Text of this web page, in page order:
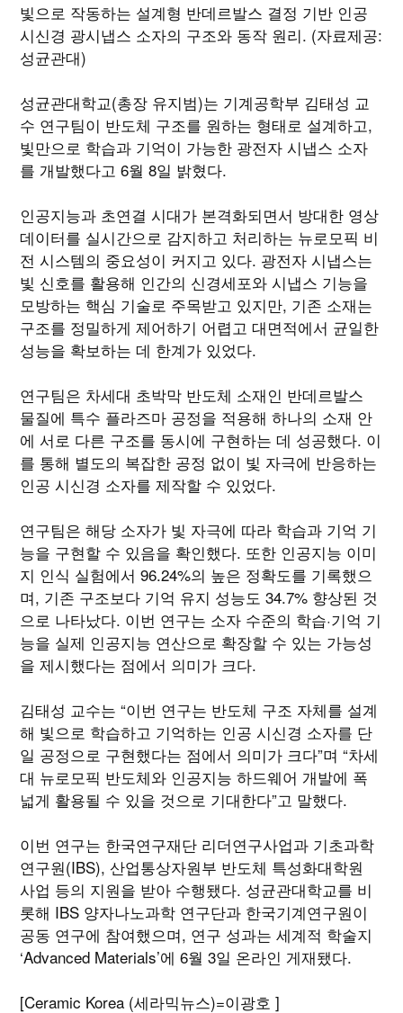
빛으로 작동하는 설계형 반데르발스 결정 기반 인공
시신경 광시냅스 소자의 구조와 동작 원리. (자료제공:
성균관대)
성균관대학교(총장 유지범)는 기계공학부 김태성 교
수 연구팀이 반도체 구조를 원하는 형태로 설계하고,
빛만으로 학습과 기억이 가능한 광전자 시냅스 소자
를 개발했다고 6월 8일 밝혔다.
인공지능과 초연결 시대가 본격화되면서 방대한 영상
데이터를 실시간으로 감지하고 처리하는 뉴로모픽 비
전 시스템의 중요성이 커지고 있다. 광전자 시냅스는
빛 신호를 활용해 인간의 신경세포와 시냅스 기능을
모방하는 핵심 기술로 주목받고 있지만, 기존 소재는
구조를 정밀하게 제어하기 어렵고 대면적에서 균일한
성능을 확보하는 데 한계가 있었다.
연구팀은 차세대 초박막 반도체 소재인 반데르발스
물질에 특수 플라즈마 공정을 적용해 하나의 소재 안
에 서로 다른 구조를 동시에 구현하는 데 성공했다. 이
를 통해 별도의 복잡한 공정 없이 빛 자극에 반응하는
인공 시신경 소자를 제작할 수 있었다.
연구팀은 해당 소자가 빛 자극에 따라 학습과 기억 기
능을 구현할 수 있음을 확인했다. 또한 인공지능 이미
지 인식 실험에서 96.24%의 높은 정확도를 기록했으
며, 기존 구조보다 기억 유지 성능도 34.7% 향상된 것
으로 나타났다. 이번 연구는 소자 수준의 학습·기억 기
능을 실제 인공지능 연산으로 확장할 수 있는 가능성
을 제시했다는 점에서 의미가 크다.
김태성 교수는 “이번 연구는 반도체 구조 자체를 설계
해 빛으로 학습하고 기억하는 인공 시신경 소자를 단
일 공정으로 구현했다는 점에서 의미가 크다”며 “차세
대 뉴로모픽 반도체와 인공지능 하드웨어 개발에 폭
넓게 활용될 수 있을 것으로 기대한다”고 말했다.
이번 연구는 한국연구재단 리더연구사업과 기초과학
연구원(IBS), 산업통상자원부 반도체 특성화대학원
사업 등의 지원을 받아 수행됐다. 성균관대학교를 비
롯해 IBS 양자나노과학 연구단과 한국기계연구원이
공동 연구에 참여했으며, 연구 성과는 세계적 학술지
‘Advanced Materials’에 6월 3일 온라인 게재됐다.
[Ceramic Korea (세라믹뉴스)=이광호 ]